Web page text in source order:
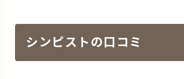
シンピストの口コミ